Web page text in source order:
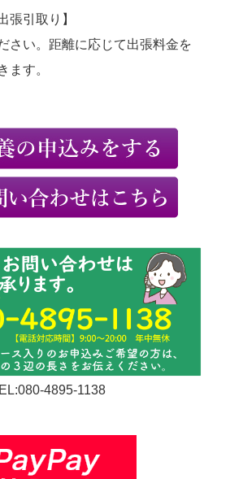
張引取り】
さい。距離に応じて出張料金を
ます。
4895-1138